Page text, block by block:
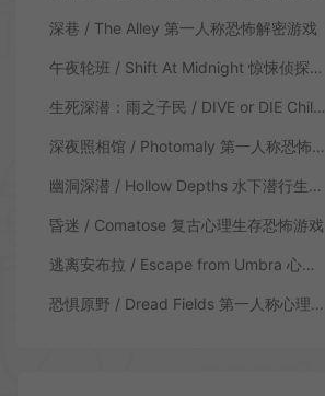
深巷 / The Alley 第一人称恐怖解密游戏
午夜轮班 / Shift At Midnight 惊悚侦探恐怖游戏
生死深潜：雨之子民 / DIVE or DIE Children of Rain 恐怖生存探索游戏
深夜照相馆 / Photomaly 第一人称恐怖游戏
幽洞深潜 / Hollow Depths 水下潜行生存游戏
昏迷 / Comatose 复古心理生存恐怖游戏
逃离安布拉 / Escape from Umbra 心理生存恐怖解谜游戏
恐惧原野 / Dread Fields 第一人称心理恐怖游戏